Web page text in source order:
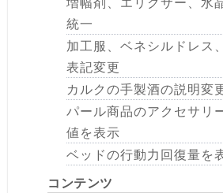
統一
加工服、ベネシルドレス
表記変更
カルクの手製酒の説明変
パール商品のアクセサリ
値を表示
ベッドの行動力回復量を
コンテンツ